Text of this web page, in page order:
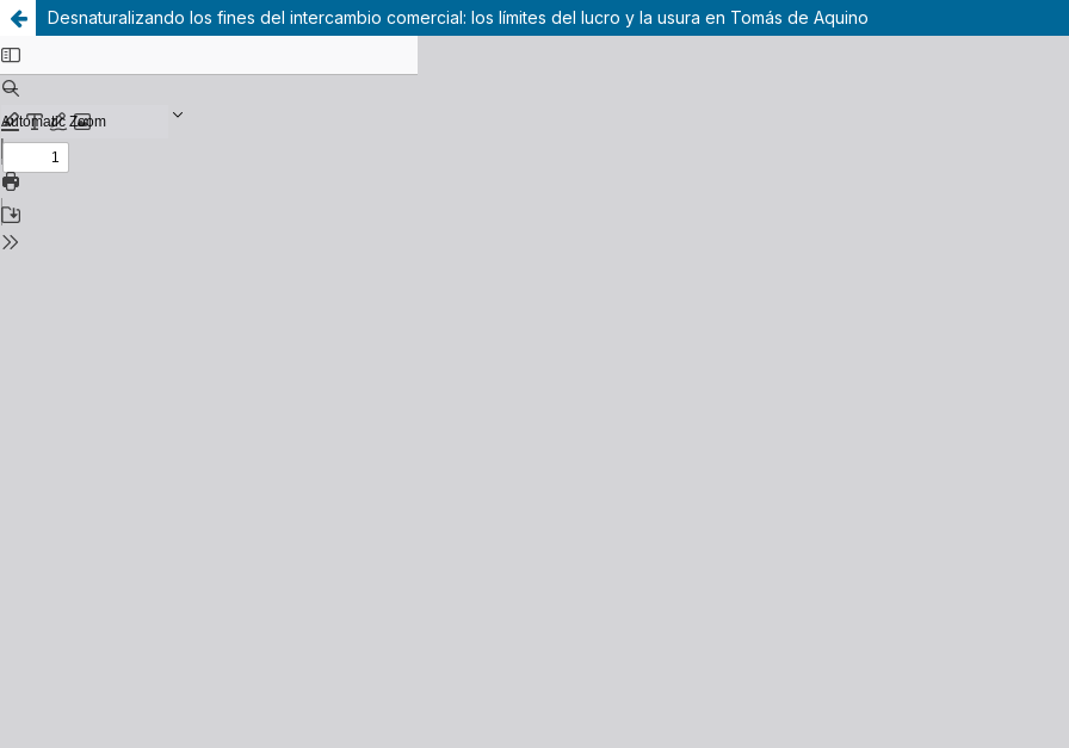
Desnaturalizando los fines del intercambio comercial: los límites del lucro y la usura en Tomás de Aquino